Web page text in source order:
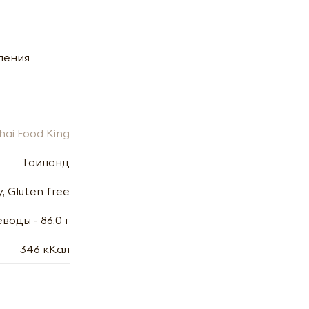
Food King
Таиланд
Gluten free
- 86,0 г
346 кКал